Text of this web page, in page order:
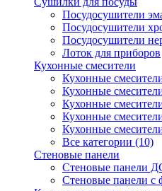
Посудосушители
Посудосушители
Посудосушители
Лоток для приборов
Кухонные смесители
Кухонные
Кухонные
Кухонные
Кухонные
Кухонные
Все категории (10)
Стеновые панели
Стеновые панели
Стеновые панели с